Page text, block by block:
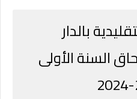
بالدار
السنة الأولى